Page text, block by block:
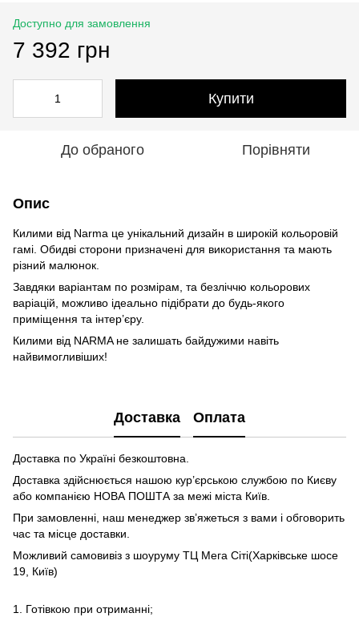
Доступно для замовлення
7 392 грн
Купити
До обраного Порівняти
Опис
Килими від Narma це унікальний дизайн в широкій кольоровій
гамі. Обидві сторони призначені для використання та мають
різний малюнок.
Завдяки варіантам по розмірам, та безліччю кольорових
варіацій, можливо ідеально підібрати до будь-якого
приміщення та інтер’єру.
Килими від NARMA не залишать байдужими навіть
найвимогливіших!
Доставка Оплата
Доставка по Україні безкоштовна.
Доставка здійснюється нашою кур’єрською службою по Києву
або компанією НОВА ПОШТА за межі міста Київ.
При замовленні, наш менеджер зв’яжеться з вами і обговорить
час та місце доставки.
Можливий самовивіз з шоуруму ТЦ Мега Сіті(Харківське шосе
19, Київ)
1. Готівкою при отриманні;